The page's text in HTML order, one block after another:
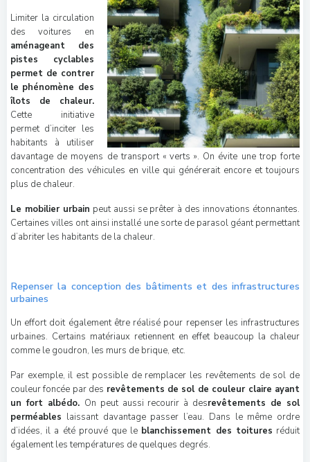
Limiter la circulation
des voitures en
aménageant des
pistes cyclables
permet de contrer
le phénomène des
îlots de chaleur.
Cette initiative
permet d’inciter les
habitants à utiliser
davantage de moyens de transport « verts ». On évite une trop forte
concentration des véhicules en ville qui générerait encore et toujours
plus de chaleur.
Le mobilier urbain peut aussi se prêter à des innovations étonnantes.
Certaines villes ont ainsi installé une sorte de parasol géant permettant
d’abriter les habitants de la chaleur.
Repenser la conception des bâtiments et des infrastructures
urbaines
Un effort doit également être réalisé pour repenser les infrastructures
urbaines. Certains matériaux retiennent en effet beaucoup la chaleur
comme le goudron, les murs de brique, etc.
Par exemple, il est possible de remplacer les revêtements de sol de
couleur foncée par des revêtements de sol de couleur claire ayant
un fort albédo. On peut aussi recourir à desrevêtements de sol
perméables laissant davantage passer l’eau. Dans le même ordre
d’idées, il a été prouvé que le blanchissement des toitures réduit
également les températures de quelques degrés.